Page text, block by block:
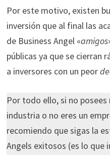
Por este motivo, existen
inversión que al final las
de Business Angel «amigos
públicas ya que se cierran
a inversores con un peor
Por todo ello, si no posees
industria o no eres un
recomiendo que sigas la
Angels exitosos (es lo que